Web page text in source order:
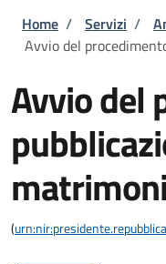
Briciole di
Home / Servizi /
Avvio del
Avvio del
(